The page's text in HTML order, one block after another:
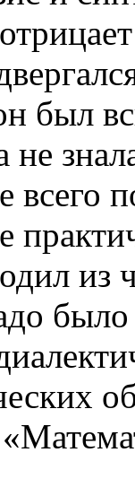
был
не
из